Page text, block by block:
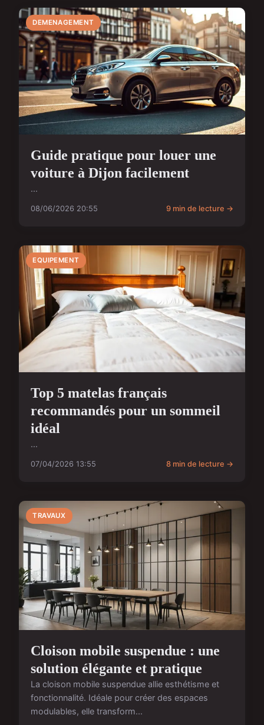
DEMENAGEMENT
Guide pratique pour louer une
voiture à Dijon facilement
...
08/06/2026 20:55 9 min de lecture →
EQUIPEMENT
Top 5 matelas français
recommandés pour un sommeil
idéal
...
07/04/2026 13:55 8 min de lecture →
TRAVAUX
Cloison mobile suspendue : une
solution élégante et pratique
La cloison mobile suspendue allie esthétisme et
fonctionnalité. Idéale pour créer des espaces
modulables, elle transform...